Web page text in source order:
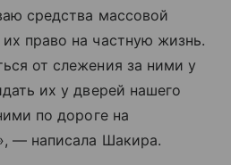
средства массовой
право на частную жизнь.
от слежения за ними у
их у дверей нашего
по дороге на
— написала Шакира.